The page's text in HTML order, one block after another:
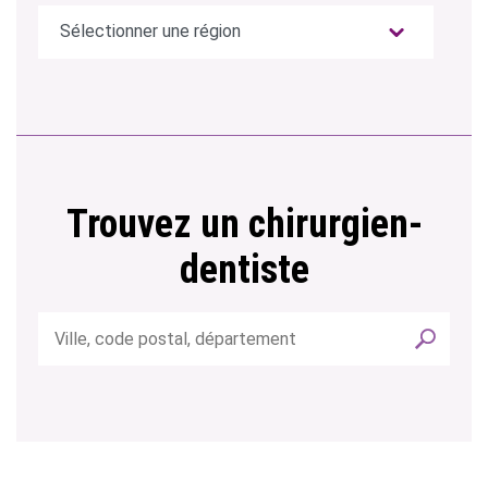
Trouvez un chirurgien-
dentiste